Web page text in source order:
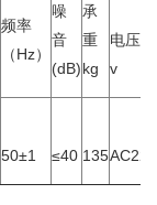
频率
（Hz）
噪
音
(dB)
承
重
kg
电压
v
50±1 ≤40 135